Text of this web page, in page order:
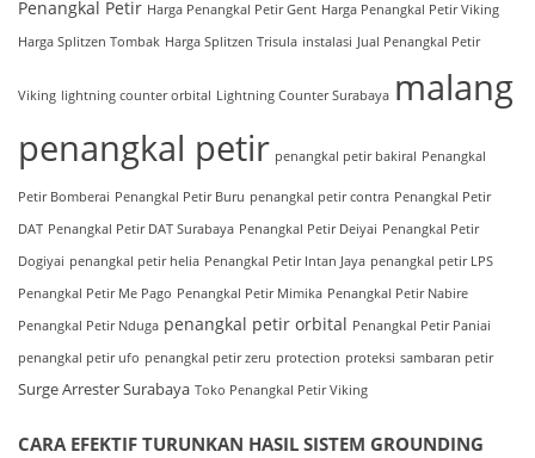
Penangkal Petir Harga Penangkal Petir Gent Harga Penangkal Petir Viking
Harga Splitzen Tombak Harga Splitzen Trisula instalasi Jual Penangkal Petir
Viking lightning counter orbital Lightning Counter Surabaya malang
penangkal petir penangkal petir bakiral Penangkal
Petir Bomberai Penangkal Petir Buru penangkal petir contra Penangkal Petir
DAT Penangkal Petir DAT Surabaya Penangkal Petir Deiyai Penangkal Petir
Dogiyai penangkal petir helia Penangkal Petir Intan Jaya penangkal petir LPS
Penangkal Petir Me Pago Penangkal Petir Mimika Penangkal Petir Nabire
Penangkal Petir Nduga penangkal petir orbital Penangkal Petir Paniai
penangkal petir ufo penangkal petir zeru protection proteksi sambaran petir
Surge Arrester Surabaya Toko Penangkal Petir Viking
CARA EFEKTIF TURUNKAN HASIL SISTEM GROUNDING